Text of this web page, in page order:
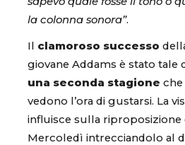
la colonna sonora”.
Il clamoroso successo
giovane Addams è stato tale
una seconda stagione
vedono l’ora di gustarsi. La
influisce sulla
Mercoledì intrecciandolo al